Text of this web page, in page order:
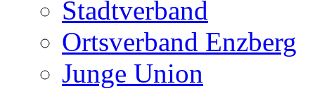
Stadtverband
Ortsverband Enzberg
Junge Union